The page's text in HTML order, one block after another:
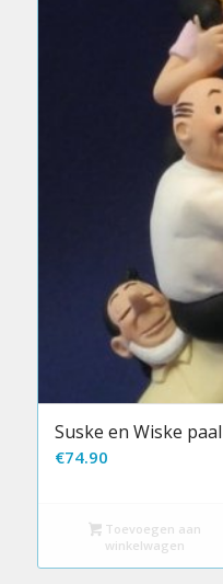
Suske en Wiske
€74.90
Toevoegen aan
winkelwagen